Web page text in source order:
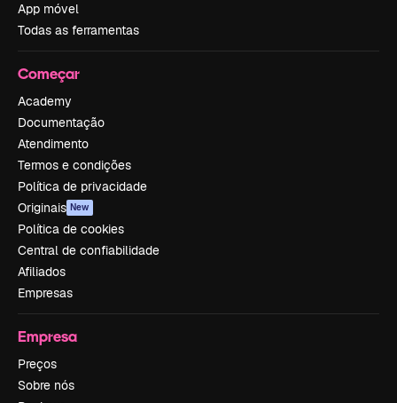
App móvel
Todas as ferramentas
Começar
Academy
Documentação
Atendimento
Termos e condições
Política de privacidade
Originais New
Política de cookies
Central de confiabilidade
Afiliados
Empresas
Empresa
Preços
Sobre nós